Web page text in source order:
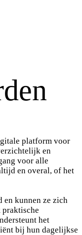
platform voor
en
voor alle
en overal, of het
en kunnen ze zich
het
bij hun dagelijkse